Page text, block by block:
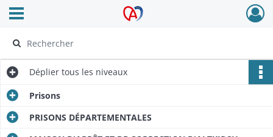
Archives Alsace - Colmar
Ouvrir le menu déroulant
Déplier tous les niveaux
Prisons
PRISONS DÉPARTEMENTALES